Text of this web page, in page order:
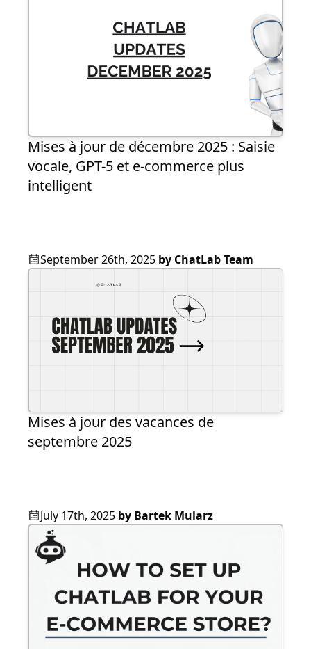
Mises à jour de décembre 2025 : Saisie
vocale, GPT-5 et e-commerce plus
intelligent
September 26th, 2025 by ChatLab Team
Mises à jour des vacances de
septembre 2025
July 17th, 2025 by Bartek Mularz